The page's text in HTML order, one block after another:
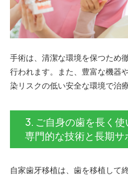
手術は、清潔な環境を保つため
行われます。また、豊富な機器
染リスクの低い安全な環境で治
3. ご自身の歯を長く
専門的な技術と長期サ
自家歯牙移植は、歯を移植して